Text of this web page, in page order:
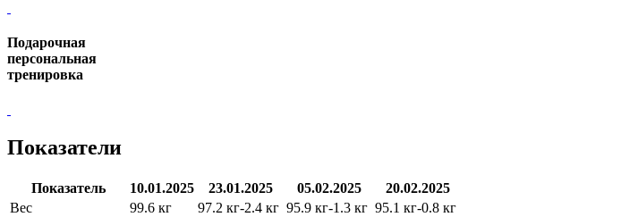
Подарочная
персональная
тренировка
Показатели
Показатель 10.01.2025 23.01.2025 05.02.2025
20.02.2025
Вес
99.6 кг 97.2 кг-2.4 кг 95.9 кг-1.3 кг 95.1 кг-0.8 кг